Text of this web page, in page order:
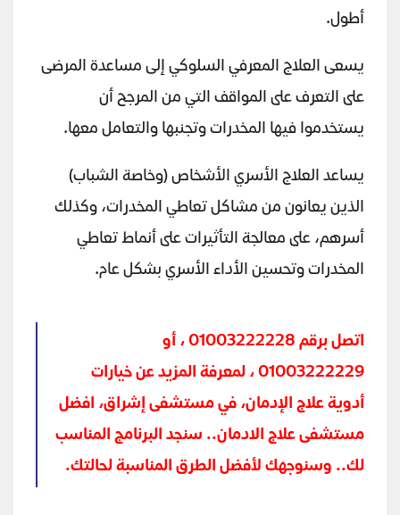
أطول.
يسعى العلاج المعرفي السلوكي إلى مساعدة المرضى
على التعرف على المواقف التي من المرجح أن
يستخدموا فيها المخدرات وتجنبها والتعامل معها.
يساعد العلاج الأسري الأشخاص (وخاصة الشباب)
الذين يعانون من مشاكل تعاطي المخدرات، وكذلك
أسرهم، على معالجة التأثيرات على أنماط تعاطي
المخدرات وتحسين الأداء الأسري بشكل عام.
اتصل برقم 01003222228 ، أو
01003222229 ، لمعرفة المزيد عن خيارات
أدوية علاج الإدمان، في مستشفى إشراق، افضل
مستشفى علاج الادمان.. سنجد البرنامج المناسب
لك.. وسنوجهك لأفضل الطرق المناسبة لحالتك.